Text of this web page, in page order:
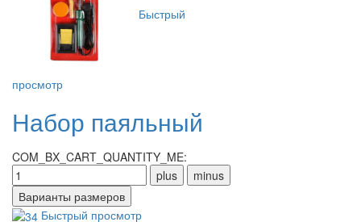
Быстрый
просмотр
Набор паяльный
COM_BX_CART_QUANTITY_ME:
Быстрый просмотр